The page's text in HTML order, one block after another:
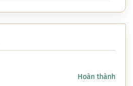
Hoàn thành